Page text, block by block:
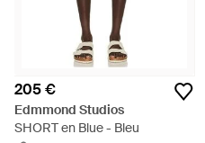
205 €
Edmmond Studios
SHORT en Blue - Bleu